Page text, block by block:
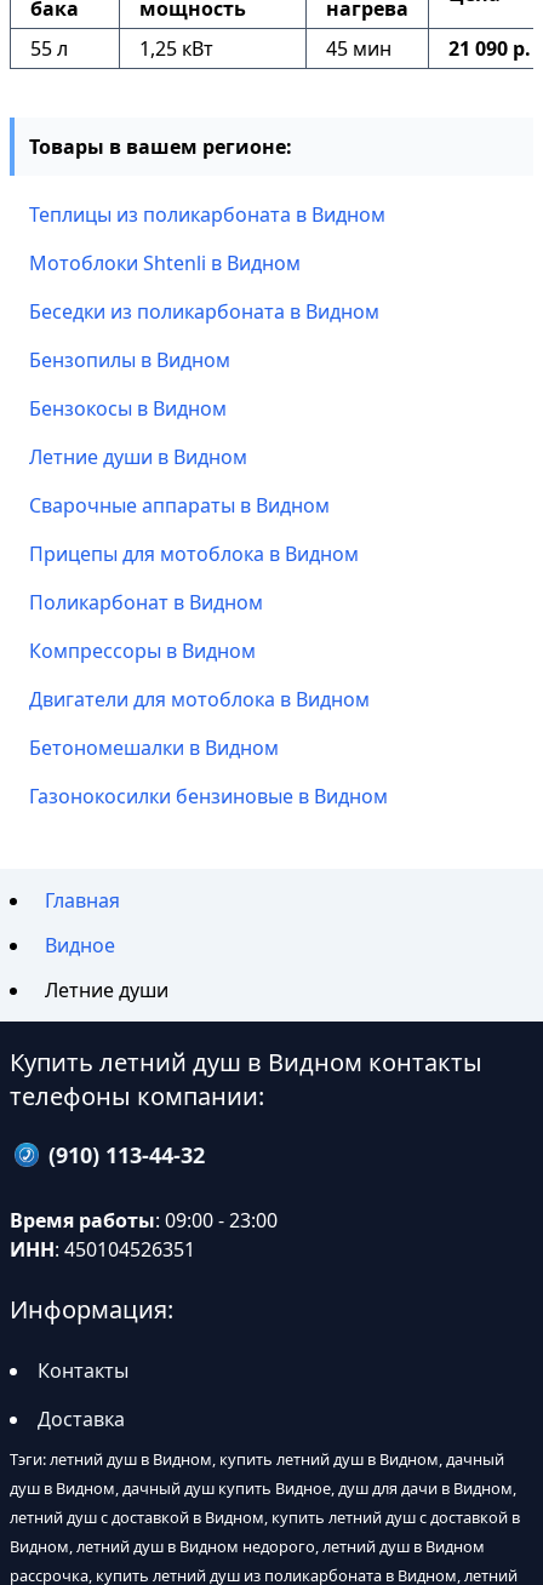
бака
мощность
нагрева
55 л 1,25 кВт 45 мин 21 090 р.
Товары в вашем регионе:
Теплицы из поликарбоната в Видном
Мотоблоки Shtenli в Видном
Беседки из поликарбоната в Видном
Бензопилы в Видном
Бензокосы в Видном
Летние души в Видном
Сварочные аппараты в Видном
Прицепы для мотоблока в Видном
Поликарбонат в Видном
Компрессоры в Видном
Двигатели для мотоблока в Видном
Бетономешалки в Видном
Газонокосилки бензиновые в Видном
Главная
Видное
Летние души
Купить летний душ в Видном контакты
телефоны компании:
(910) 113-44-32
Время работы: 09:00 - 23:00
ИНН: 450104526351
Информация:
Контакты
Доставка
Тэги: летний душ в Видном, купить летний душ в Видном, дачный
душ в Видном, дачный душ купить Видное, душ для дачи в Видном,
летний душ с доставкой в Видном, купить летний душ с доставкой в
Видном, летний душ в Видном недорого, летний душ в Видном
рассрочка, купить летний душ из поликарбоната в Видном, летний